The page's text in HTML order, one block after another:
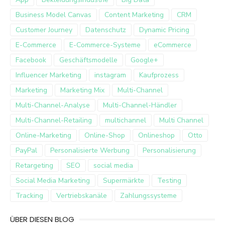
Business Model Canvas
Content Marketing
CRM
Customer Journey
Datenschutz
Dynamic Pricing
E-Commerce
E-Commerce-Systeme
eCommerce
Facebook
Geschäftsmodelle
Google+
Influencer Marketing
instagram
Kaufprozess
Marketing
Marketing Mix
Multi-Channel
Multi-Channel-Analyse
Multi-Channel-Händler
Multi-Channel-Retailing
multichannel
Multi Channel
Online-Marketing
Online-Shop Onlineshop
Otto
PayPal
Personalisierte Werbung
Personalisierung
Retargeting
SEO
social media
Social Media Marketing
Supermärkte
Testing
Tracking
Vertriebskanäle Zahlungssysteme
ÜBER DIESEN BLOG